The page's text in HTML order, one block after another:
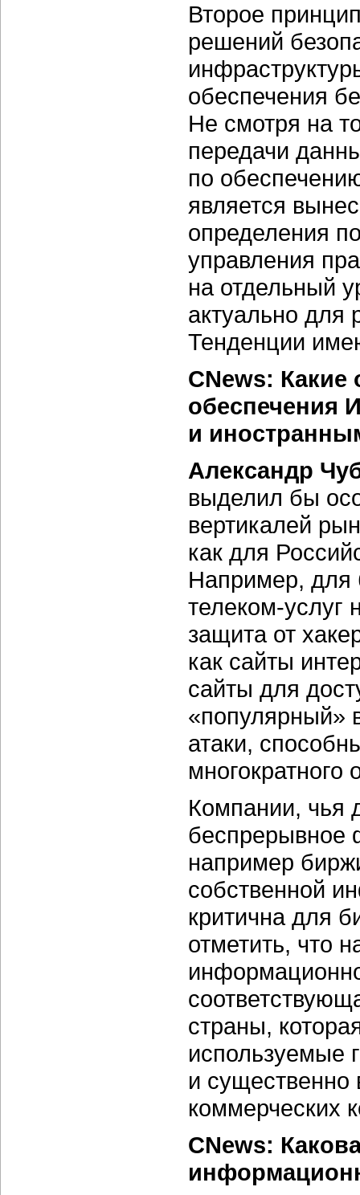
Второе
решений
обеспечения
Не смотря на
передачи
по
является
определения
управления
на отдельный
актуально для
Тенденции
CNews:
обеспечения
и
Александр
выделил бы
вертикалей
как для
Например, для
телеком-услуг
защита от
как сайты
сайты для
«популярный»
атаки,
Компании, чья
беспрерывное
например
собственной
критична для
отметить, что
страны,
используемые
и существенно
коммерческих
CNews: